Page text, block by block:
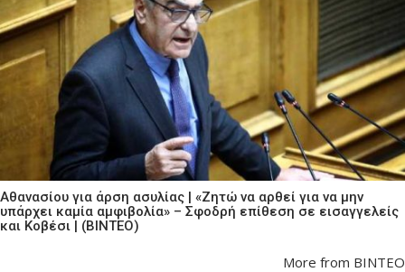
Αθανασίου για άρση ασυλίας | «Ζητώ να αρθεί για να μην
υπάρχει καμία αμφιβολία» – Σφοδρή επίθεση σε εισαγγελείς
και Κοβέσι | (ΒΙΝΤΕΟ)
More from ΒΙΝΤΕΟ